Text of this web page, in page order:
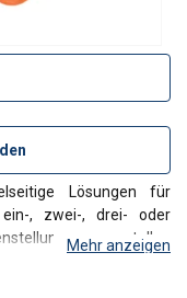
Lösungen für
, zwei-, drei- oder
erstellen
ausgelegt und kann bei
Mehr anzeigen